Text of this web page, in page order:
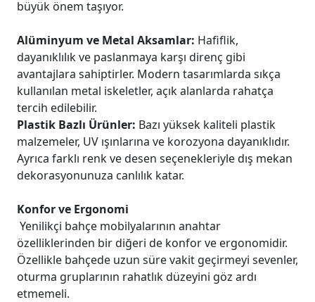
büyük önem taşıyor.
Alüminyum ve Metal Aksamlar: Hafiflik,
dayanıklılık ve paslanmaya karşı direnç gibi
avantajlara sahiptirler. Modern tasarımlarda sıkça
kullanılan metal iskeletler, açık alanlarda rahatça
tercih edilebilir.
Plastik Bazlı Ürünler: Bazı yüksek kaliteli plastik
malzemeler, UV ışınlarına ve korozyona dayanıklıdır.
Ayrıca farklı renk ve desen seçenekleriyle dış mekan
dekorasyonunuza canlılık katar.
Konfor ve Ergonomi
Yenilikçi bahçe mobilyalarının anahtar
özelliklerinden bir diğeri de konfor ve ergonomidir.
Özellikle bahçede uzun süre vakit geçirmeyi sevenler,
oturma gruplarının rahatlık düzeyini göz ardı
etmemeli.